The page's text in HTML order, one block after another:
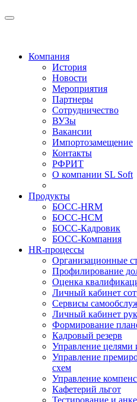
Компания
История
Новости
Мероприятия
Партнеры
Сотрудничество
ВУЗы
Вакансии
Импортозамещение
Контакты
РФРИТ
О компании SL Soft
Продукты
БОСС-HRM
БОСС-HCM
БОСС-Кадровик
БОСС-Компания
HR-процессы
Организационные
Профилирование
Оценка
Личный кабинет
Сервисы
Личный кабинет
Формирование
Кадровый резерв
Управление целями
Управление
схем
Управление
Кафетерий льгот
Тестирование и